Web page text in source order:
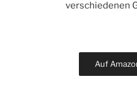
verschiedenen
Auf